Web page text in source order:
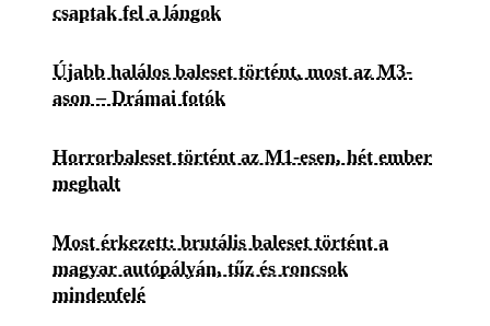
csaptak fel a lángok
Újabb halálos baleset történt, most az M3-
ason – Drámai fotók
Horrorbaleset történt az M1-esen, hét ember
meghalt
Most érkezett: brutális baleset történt a
magyar autópályán, tűz és roncsok
mindenfelé